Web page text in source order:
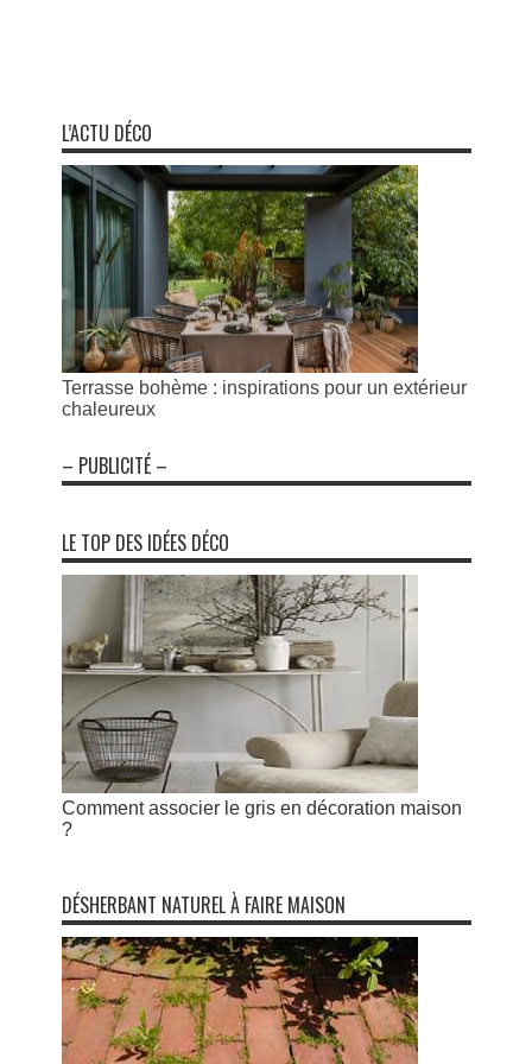
L’ACTU DÉCO
Terrasse bohème : inspirations pour un extérieur
chaleureux
– PUBLICITÉ –
LE TOP DES IDÉES DÉCO
Comment associer le gris en décoration maison
?
DÉSHERBANT NATUREL À FAIRE MAISON